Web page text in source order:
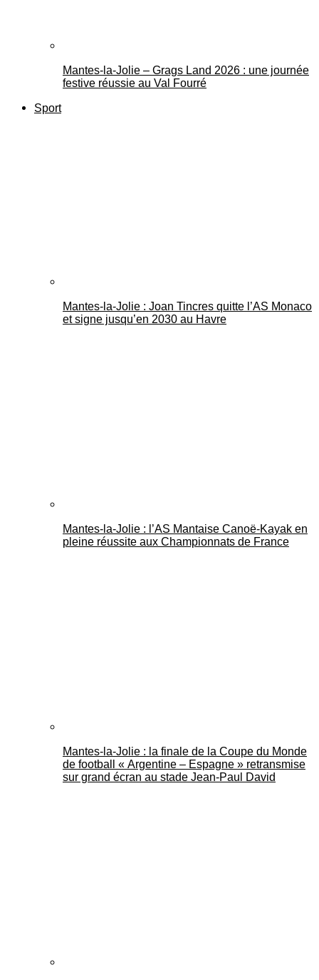
Mantes-la-Jolie – Grags Land 2026 : une journée
festive réussie au Val Fourré
Sport
Mantes-la-Jolie : Joan Tincres quitte l’AS Monaco
et signe jusqu’en 2030 au Havre
Mantes-la-Jolie : l’AS Mantaise Canoë‑Kayak en
pleine réussite aux Championnats de France
Mantes-la-Jolie : la finale de la Coupe du Monde
de football « Argentine – Espagne » retransmise
sur grand écran au stade Jean-Paul David